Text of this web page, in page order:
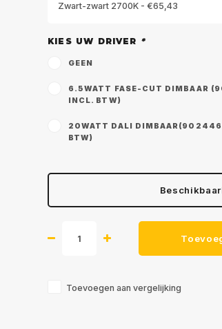
Zwart-zwart 2700K - €65,43
KIES UW DRIVER *
GEEN
6.5WATT FASE-CUT DIMBAAR
INCL. BTW)
20WATT DALI
BTW)
Toevoegen aan vergelijking